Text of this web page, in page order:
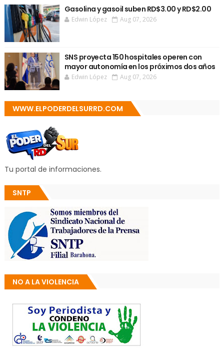
Gasolina y gasoil suben RD$3.00 y RD$2.00
Edwin López Aug 07, 2026
SNS proyecta 150 hospitales operen con
mayor autonomía en los próximos dos años
Edwin López Aug 07, 2026
WWW.ELPODERDELSURRD.COM
Tu portal de informaciones.
SNTP
NO A LA VIOLENCIA